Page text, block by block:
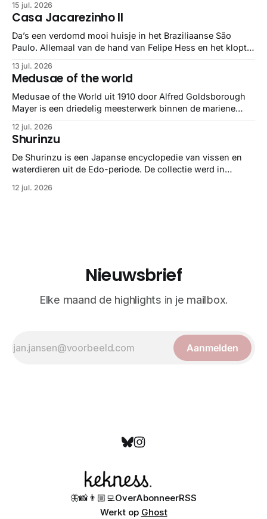
gebundeld in een: boek ✨ Daarin hebben ze alle scans een
stuk netter getrokken, maar op deze manier vind ik ze er
minstens
15 jul. 2026
Casa Jacarezinho II
Da’s een verdomd mooi huisje in het Braziliaanse São
Paulo. Allemaal van de hand van Felipe Hess en het klopt
13 jul. 2026
Medusae of the world
Medusae of the World uit 1910 door Alfred Goldsborough
Mayer is een driedelig meesterwerk binnen de mariene
gedetailleerd overzicht van kwallensoorten en hun
taxonomie. Het boek staat bekend om de combinatie van
strikte wetenschap met prachtige, handgetekende
illustraties en kleurendrukplaten van Mayer zelf.
12 jul. 2026
Shurinzu
De Shurinzu is een Japanse encyclopedie van vissen en
waterdieren uit de Edo-periode. De collectie werd in
bekend om verfijnde technieken en bijna driedimensionale
12 jul. 2026
Nieuwsbrief
Elke maand de highlights in je mailbox.
Aanmelden
🦋📸👨🏼‍💻OverAbonneerRSS
Werkt op Ghost